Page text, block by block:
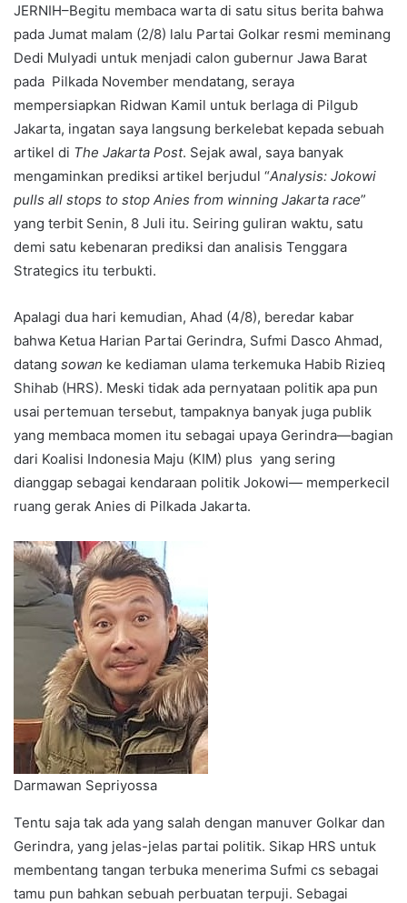
JERNIH–Begitu membaca warta di satu situs berita bahwa
pada Jumat malam (2/8) lalu Partai Golkar resmi meminang
Dedi Mulyadi untuk menjadi calon gubernur Jawa Barat
pada Pilkada November mendatang, seraya
mempersiapkan Ridwan Kamil untuk berlaga di Pilgub
Jakarta, ingatan saya langsung berkelebat kepada sebuah
artikel di The Jakarta Post. Sejak awal, saya banyak
mengaminkan prediksi artikel berjudul “Analysis: Jokowi
pulls all stops to stop Anies from winning Jakarta race”
yang terbit Senin, 8 Juli itu. Seiring guliran waktu, satu
demi satu kebenaran prediksi dan analisis Tenggara
Strategics itu terbukti.
Apalagi dua hari kemudian, Ahad (4/8), beredar kabar
bahwa Ketua Harian Partai Gerindra, Sufmi Dasco Ahmad,
datang sowan ke kediaman ulama terkemuka Habib Rizieq
Shihab (HRS). Meski tidak ada pernyataan politik apa pun
usai pertemuan tersebut, tampaknya banyak juga publik
yang membaca momen itu sebagai upaya Gerindra—bagian
dari Koalisi Indonesia Maju (KIM) plus yang sering
dianggap sebagai kendaraan politik Jokowi— memperkecil
ruang gerak Anies di Pilkada Jakarta.
Darmawan Sepriyossa
Tentu saja tak ada yang salah dengan manuver Golkar dan
Gerindra, yang jelas-jelas partai politik. Sikap HRS untuk
membentang tangan terbuka menerima Sufmi cs sebagai
tamu pun bahkan sebuah perbuatan terpuji. Sebagai